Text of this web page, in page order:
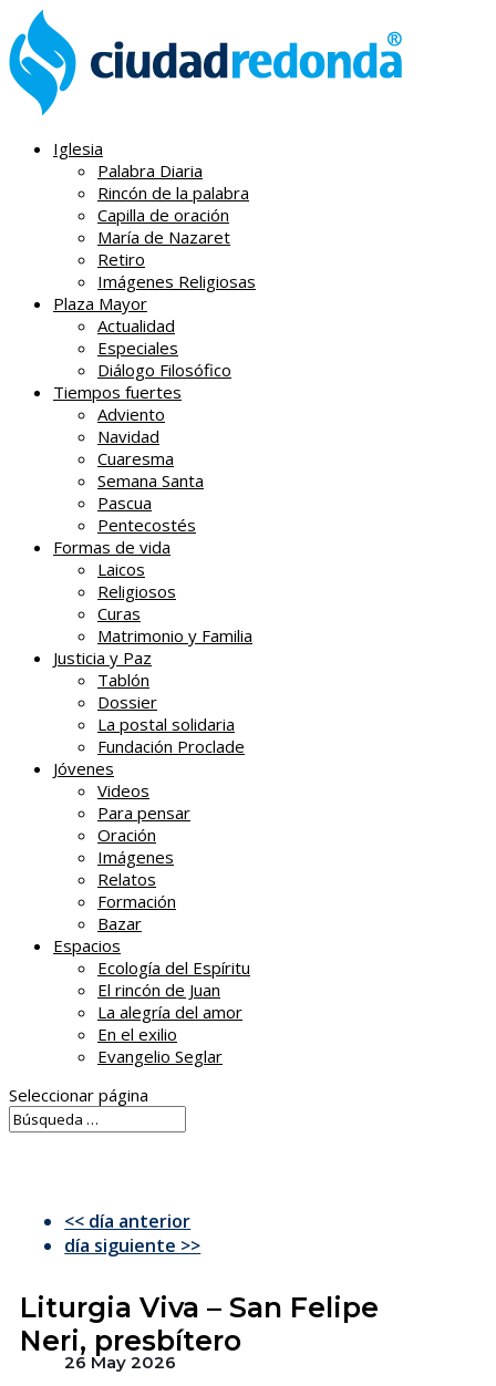
Iglesia
Palabra Diaria
Rincón de la palabra
Capilla de oración
María de Nazaret
Retiro
Imágenes Religiosas
Plaza Mayor
Actualidad
Especiales
Diálogo Filosófico
Tiempos fuertes
Adviento
Navidad
Cuaresma
Semana Santa
Pascua
Pentecostés
Formas de vida
Laicos
Religiosos
Curas
Matrimonio y Familia
Justicia y Paz
Tablón
Dossier
La postal solidaria
Fundación Proclade
Jóvenes
Videos
Para pensar
Oración
Imágenes
Relatos
Formación
Bazar
Espacios
Ecología del Espíritu
El rincón de Juan
La alegría del amor
En el exilio
Evangelio Seglar
Seleccionar página
<< día anterior
día siguiente >>
Liturgia Viva – San Felipe
Neri, presbítero
26 May 2026